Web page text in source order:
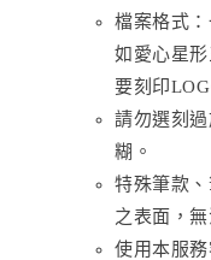
檔案格式
如愛心星
要刻印
請勿選刻
糊。
特殊筆款
之表面，
使用本服